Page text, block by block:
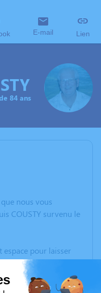
E-mail Lien
84 ans
nous vous
COUSTY survenu le
pour laisser
souvenirs, une
à travers des
est un lieu